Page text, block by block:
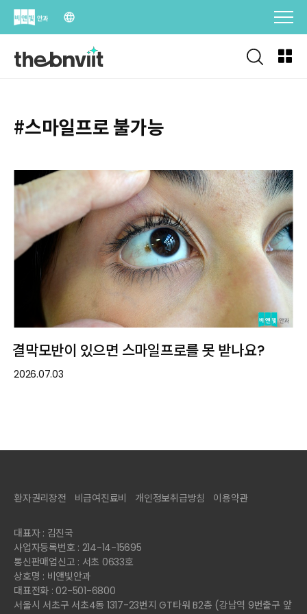
Skip
#스마일프로 불가능
결막모반이 있으면 스마일프로를 못 받나요?
2026.07.03
환자권리장전 비급여진료비 개인정보취급방침 이용약관
대표자 : 김진국
사업자등록번호 : 214-14-15695
통신판매업신고 : 서초 0633호
상호명 : 비앤빛안과
대표전화 : 02-501-6800
서울시 서초구 서초4동 1317-23번지 GT타워 B2층 (강남역 9번출구 앞